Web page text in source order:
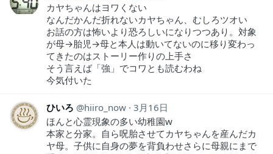
カヤちゃんはヨワくない
なんだかんだ折れないカヤちゃん、むしろツオい
お話の方は怖いより恐ろしいになりつつあり。対象
が母→胎児→母と本人は動いてないのに移り変わっ
てきたのはストーリー作りの上手さ
そう言えば「強」でコワとも読むわね
今気付いた
ひいろ hiiro_now 3月16日
ほんと心霊現象の多い幼稚園w
本家と分家。自ら呪胎させてカヤちゃんを産んだカ
ヤ母。子供に自身の夢を背負わせさらに母親にまで